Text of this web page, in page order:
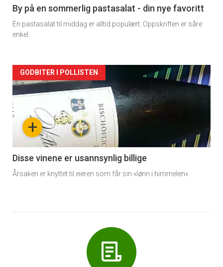
5
By på en sommerlig pastasalat - din nye favoritt
En pastasalat til middag er alltid populært. Oppskriften er såre
enkel.
Forsiden
akkurat
nå
6
+
GODBITER I POLLISTEN
Disse vinene er usannsynlig billige
Årsaken er knyttet til eieren som får sin «lønn i himmelen».